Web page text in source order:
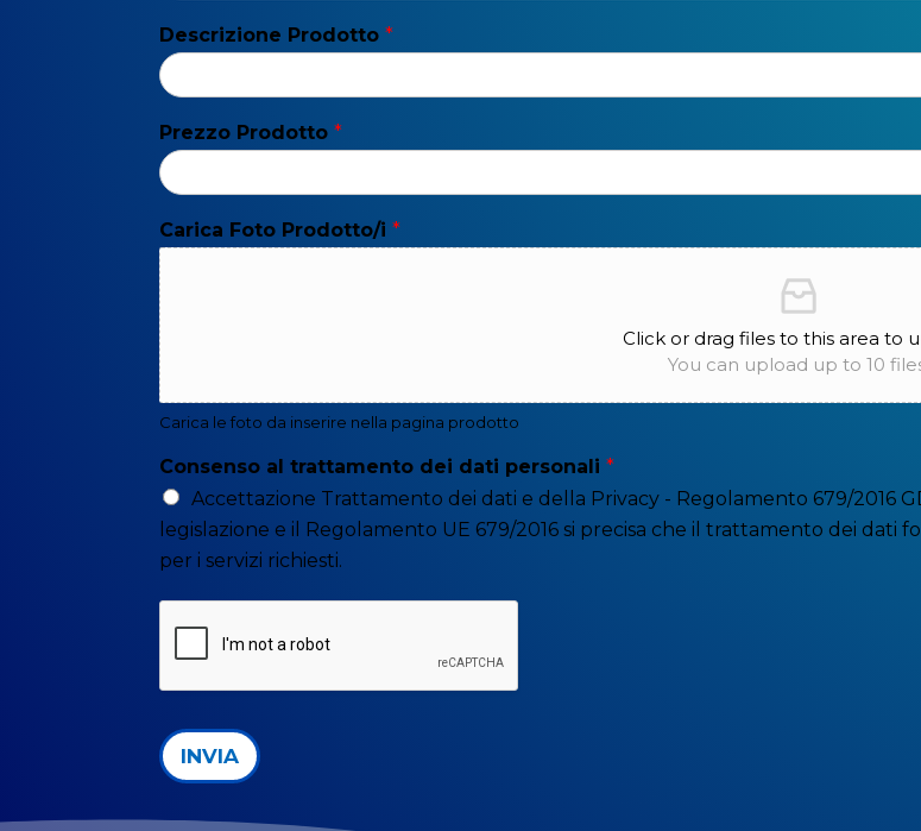
Descrizione Prodotto*
Prezzo Prodotto*
Carica Foto Prodotto/i*
Click or drag files to this area to
You can upload up to 10
Carica le foto da inserire nella pagina prodotto
Consenso al trattamento dei dati personali*
Accettazione Trattamento dei dati e della Privacy - Regolamento 679/2016
legislazione e il Regolamento UE 679/2016 si precisa che il trattamento dei
per i servizi richiesti.
INVIA